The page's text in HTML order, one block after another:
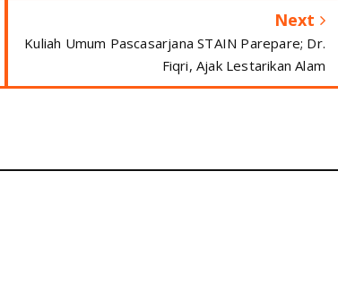
Next
Kuliah Umum Pascasarjana STAIN Parepare; Dr.
Fiqri, Ajak Lestarikan Alam